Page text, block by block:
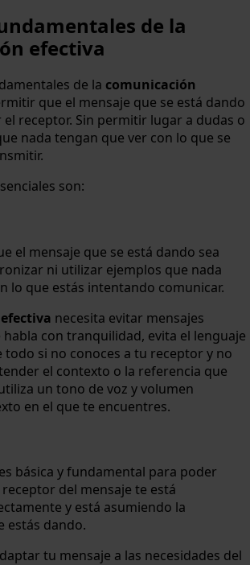
de la
efectiva
de la comunicación
que el mensaje que se está dando
receptor. Sin permitir lugar a dudas o
nada tengan que ver con lo que se
son:
el mensaje que se está dando sea
ni utilizar ejemplos que nada
lo que estás intentando comunicar.
necesita evitar mensajes
con tranquilidad, evita el lenguaje
todo si no conoces a tu receptor y no
el contexto o la referencia que
un tono de voz y volumen
en el que te encuentres.
básica y fundamental para poder
del mensaje te está
y está asumiendo la
estás dando.
tu mensaje a las necesidades del